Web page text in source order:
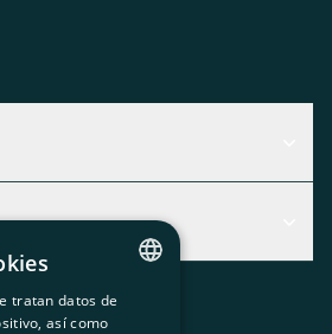
t'encaixa millor
CATALAN
tratan datos de
así como